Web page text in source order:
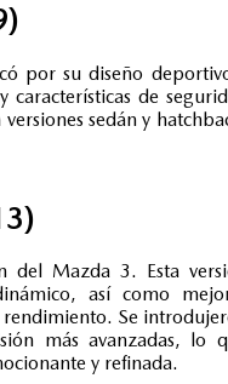
por su diseño
de
sedán y
del Mazda 3. Esta
así como
rendimiento. Se
más avanzadas, lo
y refinada.